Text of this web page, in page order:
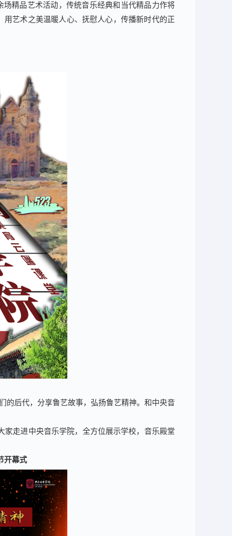
场精品艺术活动，传统音乐经典和当代精品力作将
艺术之美温暖人心、抚慰人心，传播新时代的正
的后代，分享鲁艺故事，弘扬鲁艺精神。和中央音
家走进中央音乐学院，全方位展示学校，音乐殿堂
开幕式